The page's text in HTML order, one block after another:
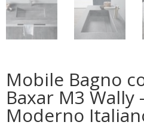
Mobile Bagno
Baxar M3 Wally
Moderno